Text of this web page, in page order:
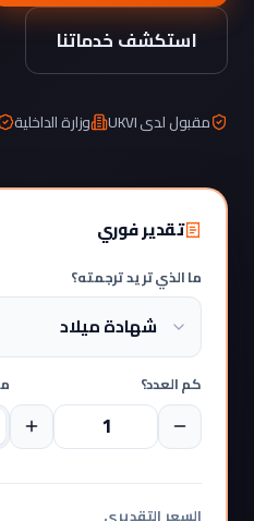
استكشف خدماتنا
مقبول لدى UKVI وزارة الداخلية
تقدير فوري
ما الذي تريد ترجمته؟
كم العدد؟
السعر التقديري